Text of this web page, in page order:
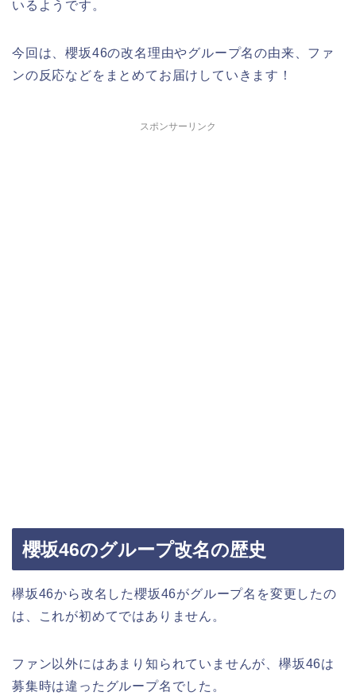
いるようです。
今回は、櫻坂46の改名理由やグループ名の由来、ファ
ンの反応などをまとめてお届けしていきます！
スポンサーリンク
櫻坂46のグループ改名の歴史
欅坂46から改名した櫻坂46がグループ名を変更したの
は、これが初めてではありません。
ファン以外にはあまり知られていませんが、欅坂46は
募集時は違ったグループ名でした。